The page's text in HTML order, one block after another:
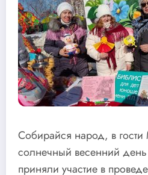
Собирайся народ, в
солнечный весенний
приняли участие в